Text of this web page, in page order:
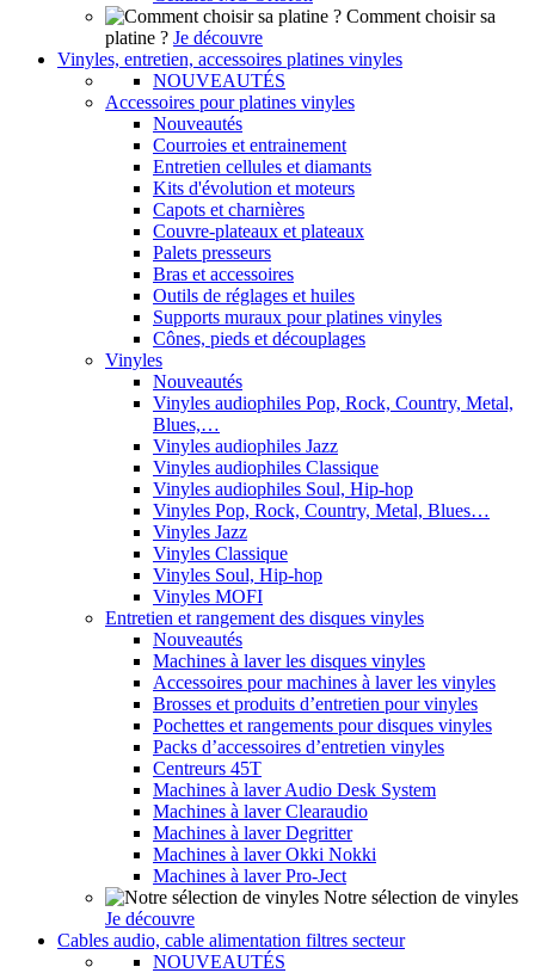
Comment choisir sa
platine ? Je découvre
Vinyles, entretien, accessoires platines vinyles
NOUVEAUTÉS
Accessoires pour platines vinyles
Nouveautés
Courroies et entrainement
Entretien cellules et diamants
Kits d'évolution et moteurs
Capots et charnières
Couvre-plateaux et plateaux
Palets presseurs
Bras et accessoires
Outils de réglages et huiles
Supports muraux pour platines vinyles
Cônes, pieds et découplages
Vinyles
Nouveautés
Vinyles audiophiles Pop, Rock, Country, Metal,
Blues,…
Vinyles audiophiles Jazz
Vinyles audiophiles Classique
Vinyles audiophiles Soul, Hip-hop
Vinyles Pop, Rock, Country, Metal, Blues…
Vinyles Jazz
Vinyles Classique
Vinyles Soul, Hip-hop
Vinyles MOFI
Entretien et rangement des disques vinyles
Nouveautés
Machines à laver les disques vinyles
Accessoires pour machines à laver les vinyles
Brosses et produits d’entretien pour vinyles
Pochettes et rangements pour disques vinyles
Packs d’accessoires d’entretien vinyles
Centreurs 45T
Machines à laver Audio Desk System
Machines à laver Clearaudio
Machines à laver Degritter
Machines à laver Okki Nokki
Machines à laver Pro-Ject
Notre sélection de vinyles
Je découvre
Cables audio, cable alimentation filtres secteur
NOUVEAUTÉS